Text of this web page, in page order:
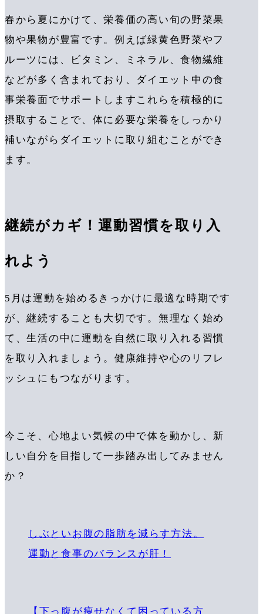
春から夏にかけて、栄養価の高い旬の野菜果
物や果物が豊富です。例えば緑黄色野菜やフ
ルーツには、ビタミン、ミネラル、食物繊維
などが多く含まれており、ダイエット中の食
事栄養面でサポートしますこれらを積極的に
摂取することで、体に必要な栄養をしっかり
補いながらダイエットに取り組むことができ
ます。
継続がカギ！運動習慣を取り入
れよう
5月は運動を始めるきっかけに最適な時期です
が、継続することも大切です。無理なく始め
て、生活の中に運動を自然に取り入れる習慣
を取り入れましょう。健康維持や心のリフレ
ッシュにもつながります。
今こそ、心地よい気候の中で体を動かし、新
しい自分を目指して一歩踏み出してみません
か？
しぶといお腹の脂肪を減らす方法。
運動と食事のバランスが肝！
【下っ腹が痩せなくて困っている方